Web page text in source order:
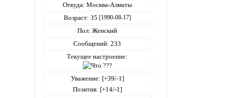
Откуда: Москва-Алматы
Возраст: 35 [1990-08-17]
Пол: Женский
Сообщений: 233
Текущее настроение:
Уважение: [+39/-1]
Позитив: [+14/-1]